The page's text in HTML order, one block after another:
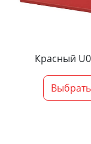
Красный
Выбрать